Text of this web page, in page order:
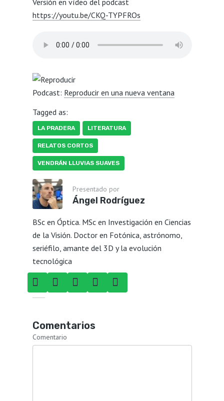
https://youtu.be/CKQ-TYPFROs
Podcast: Reproducir en una nueva ventana
Tagged as:
LA PRADERA LITERATURA
RELATOS CORTOS
VENDRÁN LLUVIAS SUAVES
Presentado por
Ángel Rodríguez
BSc en Óptica. MSc en Investigación en Ciencias
de la Visión. Doctor en Fotónica, astrónomo,
seriéfilo, amante del 3D y la evolución
tecnológica
Comentarios
Comentario